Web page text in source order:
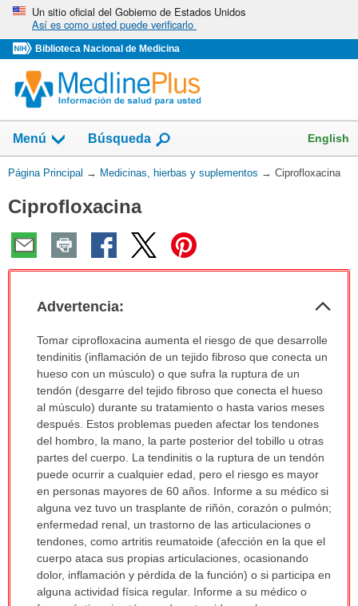
Omita
vaya
al
Contenido
Un sitio oficial del Gobierno de Estados Unidos
Así es como usted puede verificarlo
Biblioteca Nacional de Medicina
Menú
Mostrar
campo
de
Búsqueda English
Usted
aquí:
Página Principal → Medicinas, hierbas y suplementos → Ciprofloxacina
Ciprofloxacina
Advertencia:
Advertencia:
sido
extendido.
Tomar ciprofloxacina aumenta el riesgo de que desarrolle
tendinitis (inflamación de un tejido fibroso que conecta un
hueso con un músculo) o que sufra la ruptura de un
tendón (desgarre del tejido fibroso que conecta el hueso
al músculo) durante su tratamiento o hasta varios meses
después. Estos problemas pueden afectar los tendones
del hombro, la mano, la parte posterior del tobillo u otras
partes del cuerpo. La tendinitis o la ruptura de un tendón
puede ocurrir a cualquier edad, pero el riesgo es mayor
en personas mayores de 60 años. Informe a su médico si
alguna vez tuvo un trasplante de riñón, corazón o pulmón;
enfermedad renal, un trastorno de las articulaciones o
tendones, como artritis reumatoide (afección en la que el
cuerpo ataca sus propias articulaciones, ocasionando
dolor, inflamación y pérdida de la función) o si participa en
alguna actividad física regular. Informe a su médico o